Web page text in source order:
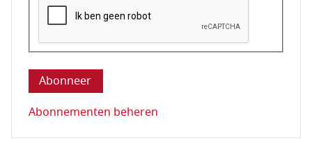
Deze vraag is om te controleren dat u een mens
Abonnementen beheren